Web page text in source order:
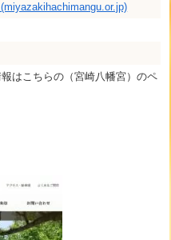
はこちらの（宮崎八幡宮）のペ